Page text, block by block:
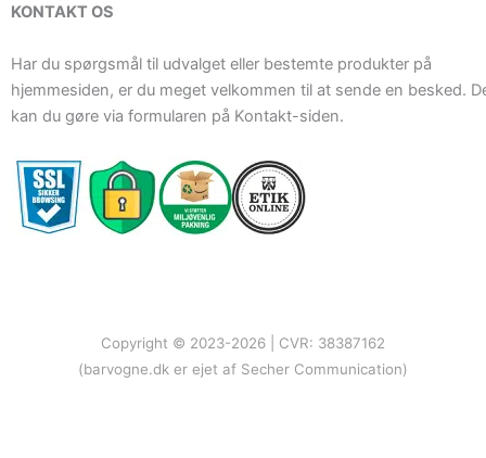
KONTAKT OS
Har du spørgsmål til udvalget eller bestemte produkter på
hjemmesiden, er du meget velkommen til at sende en besked.
kan du gøre via formularen på Kontakt-siden.
Copyright © 2023-2026 | CVR: 38387162
(barvogne.dk er ejet af Secher Communication)